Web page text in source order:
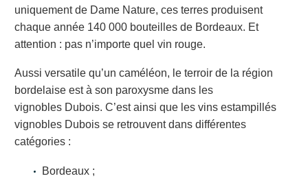
uniquement de Dame Nature, ces terres produisent
chaque année 140 000 bouteilles de Bordeaux. Et
attention : pas n’importe quel vin rouge.
Aussi versatile qu’un caméléon, le terroir de la région
bordelaise est à son paroxysme dans les
vignobles Dubois. C’est ainsi que les vins estampillés
vignobles Dubois se retrouvent dans différentes
catégories :
Bordeaux ;